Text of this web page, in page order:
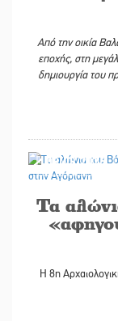
Από την οικία
εποχής, στη
δημιουργίατου
03/08/2026
Τα
Η 8η